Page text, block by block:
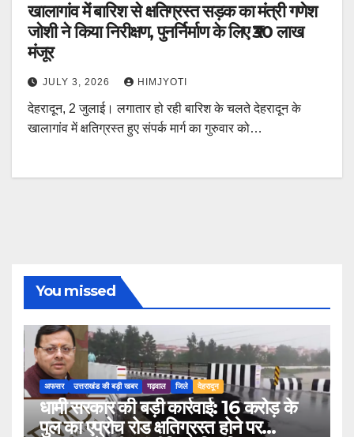
खालागांव में बारिश से क्षतिग्रस्त सड़क का मंत्री गणेश
जोशी ने किया निरीक्षण, पुनर्निर्माण के लिए ₹30 लाख
मंजूर
JULY 3, 2026 HIMJYOTI
देहरादून, 2 जुलाई। लगातार हो रही बारिश के चलते देहरादून के
खालागांव में क्षतिग्रस्त हुए संपर्क मार्ग का गुरुवार को…
You missed
अफसर उत्तराखंड की बड़ी खबर गढ़वाल जिले देहरादून
धामी सरकार की बड़ी कार्रवाई: 16 करोड़ के
पुल का एप्रोच रोड क्षतिग्रस्त होने पर